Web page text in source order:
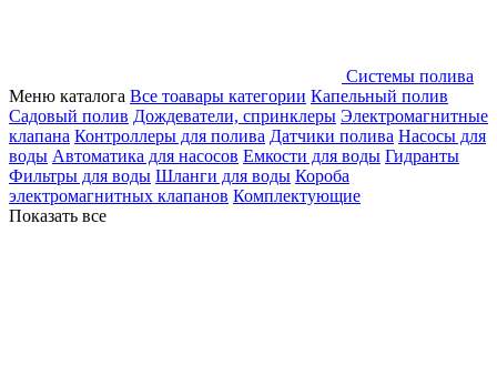
Системы полива
Меню каталога Все тоавары категории Капельный полив
Садовый полив Дождеватели, спринклеры Электромагнитные
клапана Контроллеры для полива Датчики полива Насосы для
воды Автоматика для насосов Емкости для воды Гидранты
Фильтры для воды Шланги для воды Короба
электромагнитных клапанов Комплектующие
Показать все